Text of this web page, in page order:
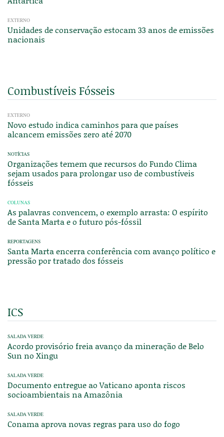
EXTERNO
Unidades de conservação estocam 33 anos de emissões
nacionais
Combustíveis Fósseis
EXTERNO
Novo estudo indica caminhos para que países
alcancem emissões zero até 2070
NOTÍCIAS
Organizações temem que recursos do Fundo Clima
sejam usados para prolongar uso de combustíveis
fósseis
COLUNAS
As palavras convencem, o exemplo arrasta: O espírito
de Santa Marta e o futuro pós-fóssil
REPORTAGENS
Santa Marta encerra conferência com avanço político e
pressão por tratado dos fósseis
ICS
SALADA VERDE
Acordo provisório freia avanço da mineração de Belo
Sun no Xingu
SALADA VERDE
Documento entregue ao Vaticano aponta riscos
socioambientais na Amazônia
SALADA VERDE
Conama aprova novas regras para uso do fogo